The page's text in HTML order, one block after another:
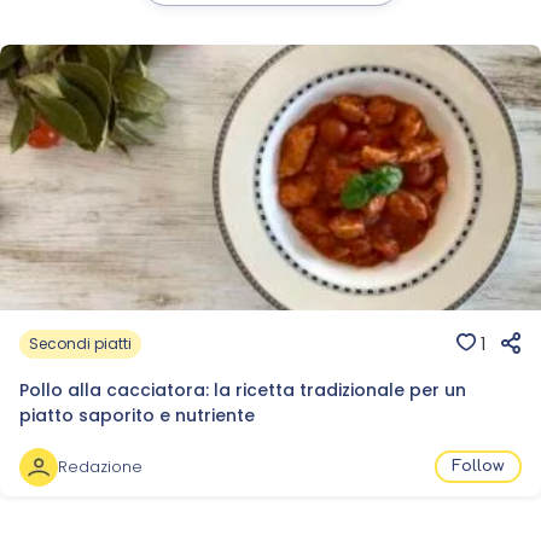
Secondi piatti
1
Pollo alla cacciatora: la ricetta tradizionale per un
piatto saporito e nutriente
Redazione Follow